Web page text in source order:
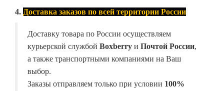
4. Доставка заказов по всей территории России
Доставку товара по России осуществляем
курьерской службой Boxberry и Почтой России,
а также транспортными компаниями на Ваш
выбор.
Заказы отправляем только при условии 100%